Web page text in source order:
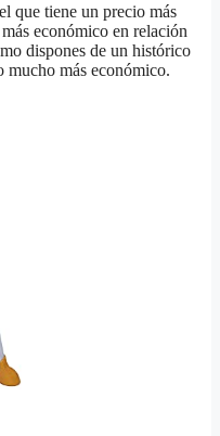
que tiene un precio más
económico en relación
dispones de un histórico
mucho más económico.